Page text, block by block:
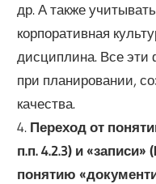
др. А также
корпоративная
дисциплина. Все
при планировании,
качества.
4. Переход от
п.п. 4.2.3) и «записи»
понятию